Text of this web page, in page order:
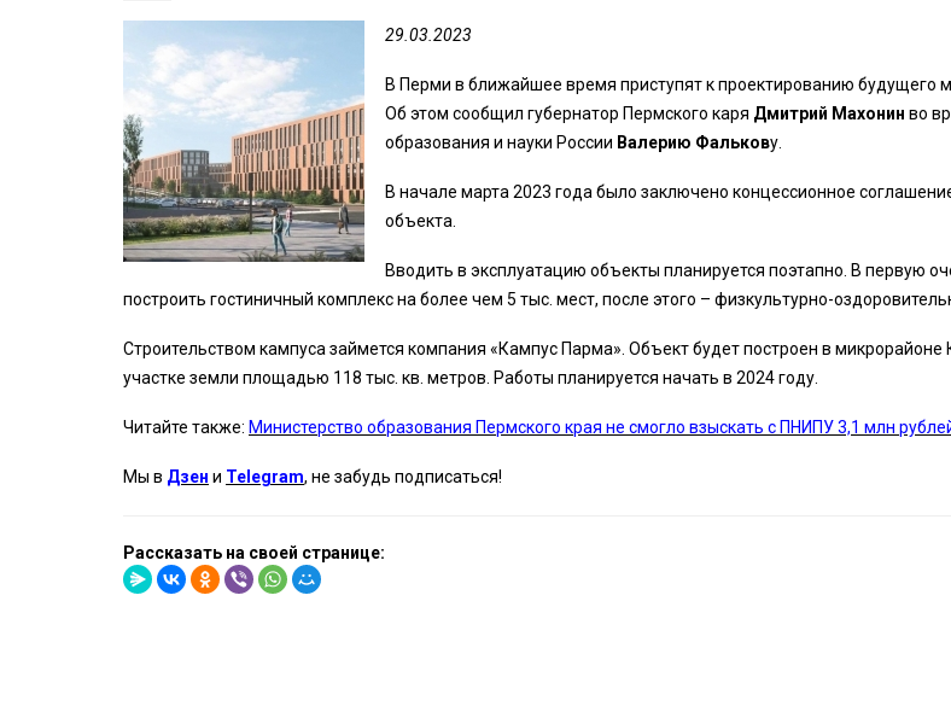
29.03.2023
В Перми в ближайшее время приступят к проектированию будущего
Об этом сообщил губернатор Пермского каря Дмитрий Махонин во
образования и науки России Валерию Фалькову.
В начале марта 2023 года было заключено концессионное
объекта.
Вводить в эксплуатацию объекты планируется поэтапно. В первую
построить гостиничный комплекс на более чем 5 тыс. мест, после этого – физкультурно-
Строительством кампуса займется компания «Кампус Парма». Объект будет построен в микрорайоне
участке земли площадью 118 тыс. кв. метров. Работы планируется начать в 2024 году.
Читайте также: Министерство образования Пермского края не смогло взыскать с ПНИПУ 3,1 млн
Мы в Дзен и Telegram, не забудь подписаться!
Рассказать на своей странице: